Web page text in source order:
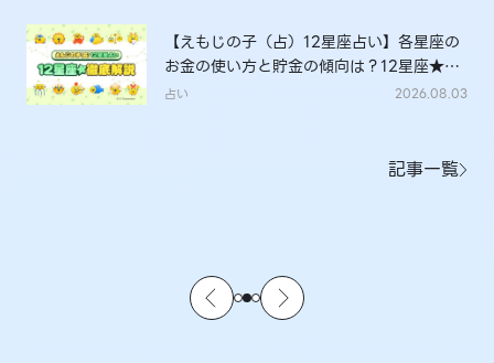
【えもじの子（占）12星座占い】各星座の
お金の使い方と貯金の傾向は？12星座★徹
底解説
占い 2026.08.03
記事一覧